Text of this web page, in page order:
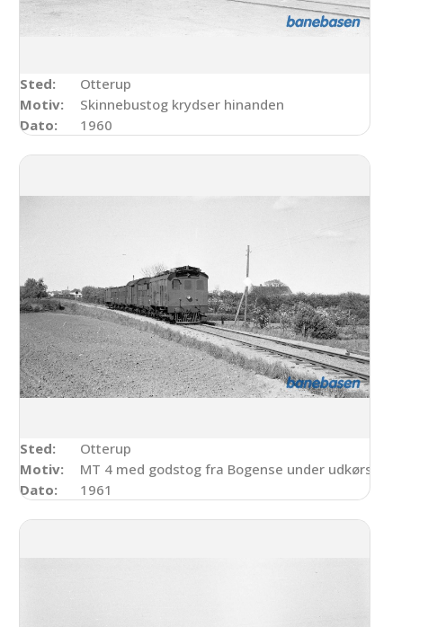
Sted:
Otterup
Motiv:
Skinnebustog krydser hinanden
Dato:
1960
Sted:
Otterup
Motiv:
MT 4 med godstog fra Bogense under udkørsel
Dato:
1961